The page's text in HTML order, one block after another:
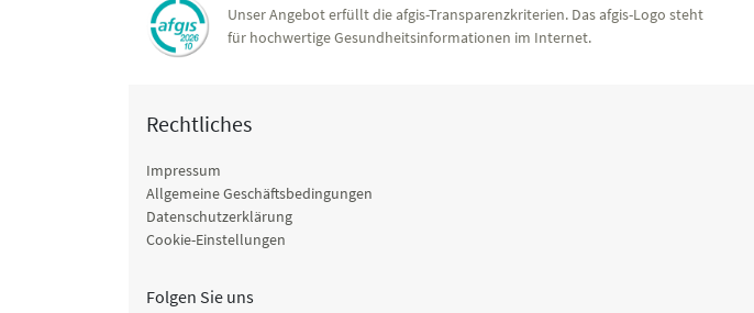
Unser Angebot erfüllt die afgis-Transparenzkriterien. Das afgis-Logo steht
für hochwertige Gesundheitsinformationen im Internet.
Rechtliches
Impressum
Allgemeine Geschäftsbedingungen
Datenschutzerklärung
Cookie-Einstellungen
Folgen Sie uns